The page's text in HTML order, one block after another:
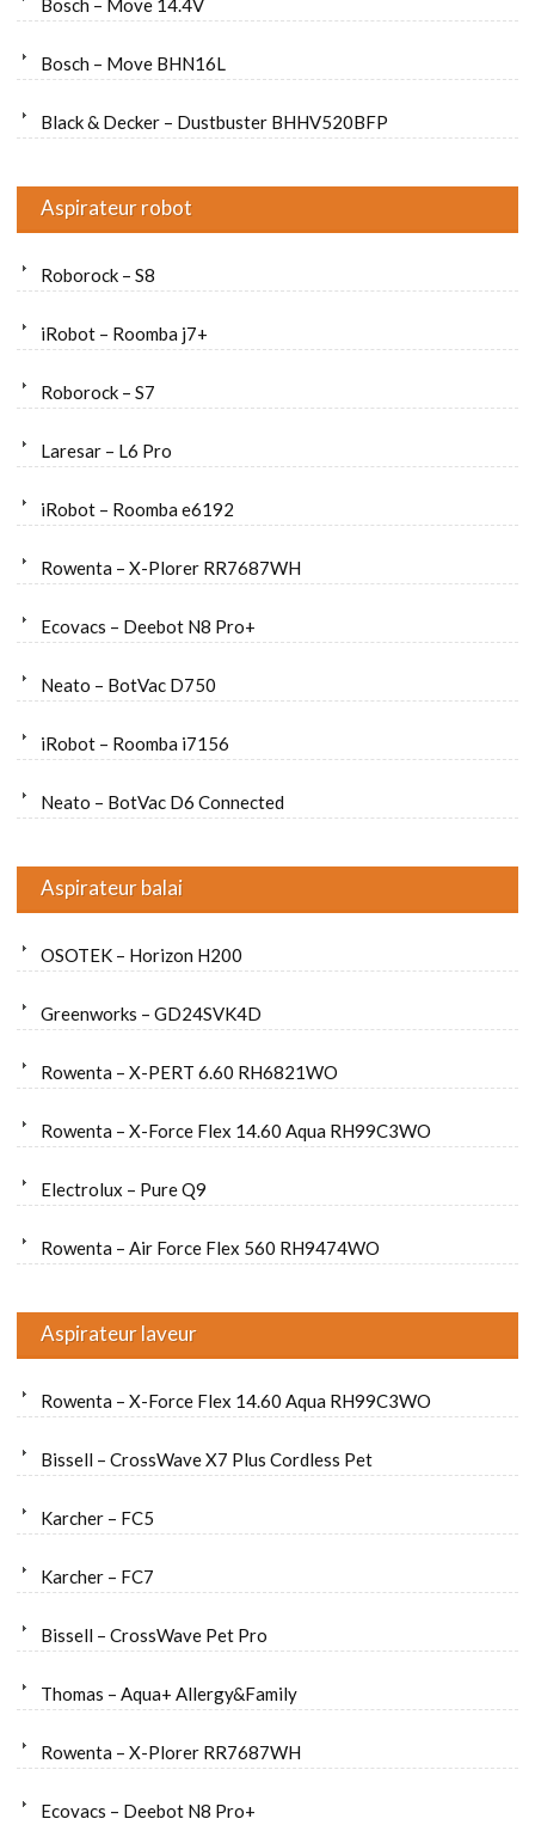
Bosch – Move 14.4V
Bosch – Move BHN16L
Black & Decker – Dustbuster BHHV520BFP
Aspirateur robot
Roborock – S8
iRobot – Roomba j7+
Roborock – S7
Laresar – L6 Pro
iRobot – Roomba e6192
Rowenta – X-Plorer RR7687WH
Ecovacs – Deebot N8 Pro+
Neato – BotVac D750
iRobot – Roomba i7156
Neato – BotVac D6 Connected
Aspirateur balai
OSOTEK – Horizon H200
Greenworks – GD24SVK4D
Rowenta – X-PERT 6.60 RH6821WO
Rowenta – X-Force Flex 14.60 Aqua RH99C3WO
Electrolux – Pure Q9
Rowenta – Air Force Flex 560 RH9474WO
Aspirateur laveur
Rowenta – X-Force Flex 14.60 Aqua RH99C3WO
Bissell – CrossWave X7 Plus Cordless Pet
Karcher – FC5
Karcher – FC7
Bissell – CrossWave Pet Pro
Thomas – Aqua+ Allergy&Family
Rowenta – X-Plorer RR7687WH
Ecovacs – Deebot N8 Pro+